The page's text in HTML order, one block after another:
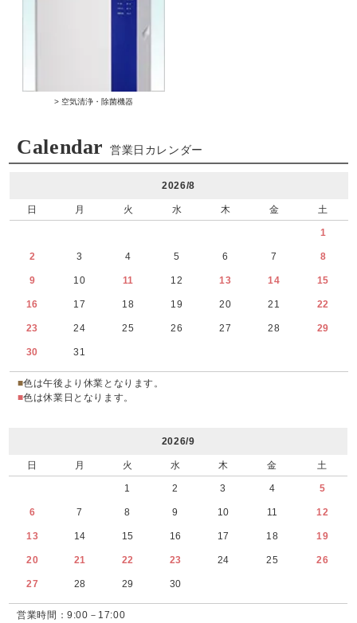
> 空気清浄・除菌機器
Calendar 営業日カレンダー
2026/8
日 月 火 水 木 金 土
1
2 3 4 5 6 7 8
9 10 11 12 13 14 15
16 17 18 19 20 21 22
23 24 25 26 27 28 29
30 31
■色は午後より休業となります。
■色は休業日となります。
2026/9
日 月 火 水 木 金 土
1 2 3 4 5
6 7 8 9 10 11 12
13 14 15 16 17 18 19
20 21 22 23 24 25 26
27 28 29 30
営業時間：9:00－17:00